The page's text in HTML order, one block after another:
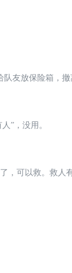
友放保险箱，撤
”，没用。
，可以救。救人